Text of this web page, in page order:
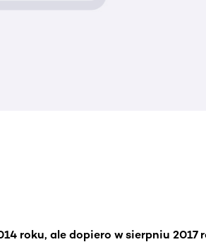
roku, ale dopiero w sierpniu 2017